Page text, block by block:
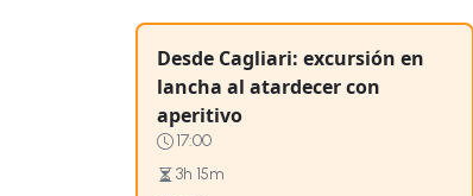
Desde Cagliari: excursión en
lancha al atardecer con
aperitivo
17:00
3h 15m